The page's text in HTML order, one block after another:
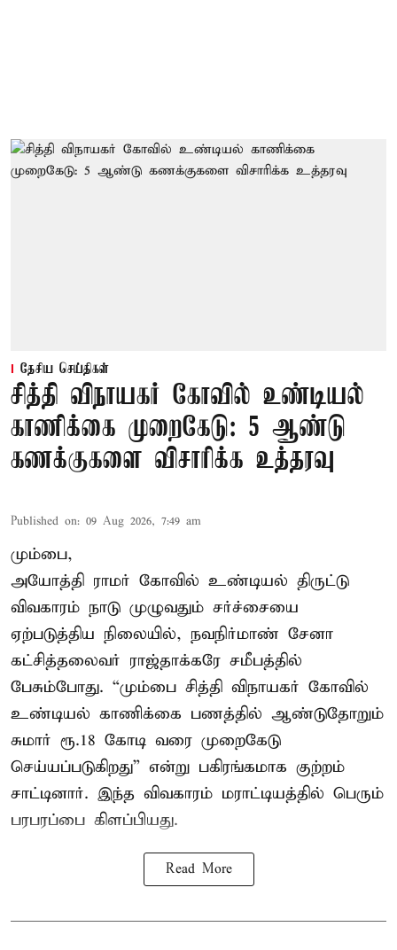
தேசிய செய்திகள்
சித்தி விநாயகர் கோவில் உண்டியல்
காணிக்கை முறைகேடு: 5 ஆண்டு
கணக்குகளை விசாரிக்க உத்தரவு
Published on: 09 Aug 2026, 7:49 am
மும்பை,
அயோத்தி ராமர் கோவில் உண்டியல் திருட்டு
விவகாரம் நாடு முழுவதும் சர்ச்சையை
ஏற்படுத்திய நிலையில், நவநிர்மாண் சேனா
கட்சித்தலைவர் ராஜ்தாக்கரே சமீபத்தில்
பேசும்போது. “மும்பை சித்தி விநாயகர் கோவில்
உண்டியல் காணிக்கை பணத்தில் ஆண்டுதோறும்
சுமார் ரூ.18 கோடி வரை முறைகேடு
செய்யப்படுகிறது” என்று பகிரங்கமாக குற்றம்
சாட்டினார். இந்த விவகாரம் மராட்டியத்தில் பெரும்
பரபரப்பை கிளப்பியது.
Read More